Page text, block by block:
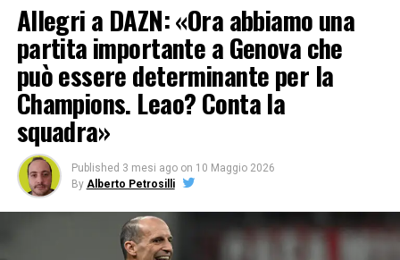
Allegri a DAZN: «Ora abbiamo una
partita importante a Genova che
può essere determinante per la
Champions. Leao? Conta la
squadra»
Published 3 mesi ago on 10 Maggio 2026
By Alberto Petrosilli